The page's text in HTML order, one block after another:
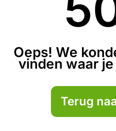
Oeps! We
vinden waar
Terug